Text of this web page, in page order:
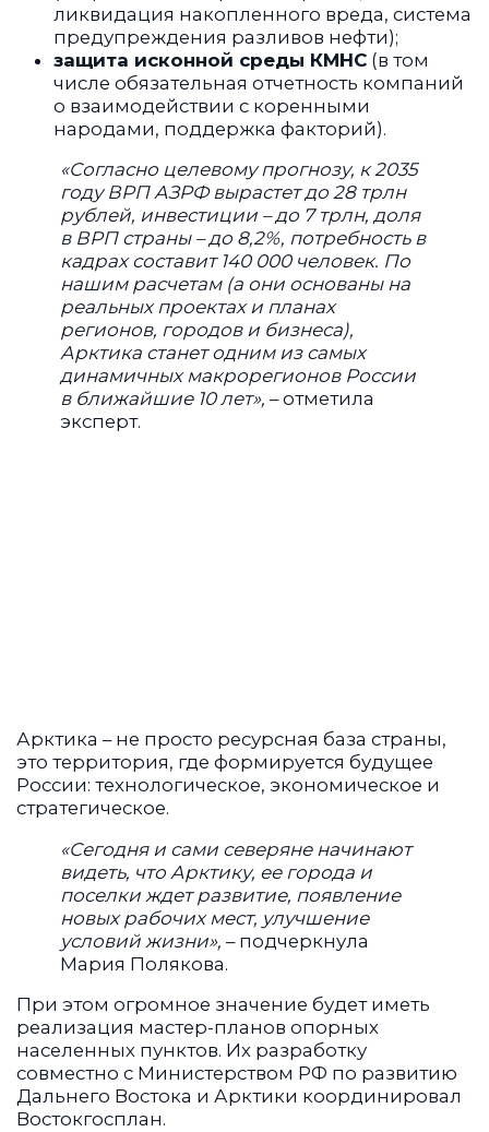
ликвидация накопленного вреда, система
предупреждения разливов нефти);
защита исконной среды КМНС(в том
числе обязательная отчетность компаний
о взаимодействии с коренными
народами, поддержка факторий).
«Согласно целевому прогнозу, к 2035
году ВРП АЗРФ вырастет до 28 трлн
рублей, инвестиции – до 7 трлн, доля
в ВРП страны – до 8,2%, потребность в
кадрах составит 140 000 человек. По
нашим расчетам (а они основаны на
реальных проектах и планах
регионов, городов и бизнеса),
Арктика станет одним из самых
динамичных макрорегионов России
в ближайшие 10 лет», – отметила
эксперт.
Арктика – не просто ресурсная база страны,
это территория, где формируется будущее
России: технологическое, экономическое и
стратегическое.
«Сегодня и сами северяне начинают
видеть, что Арктику, ее города и
поселки ждет развитие, появление
новых рабочих мест, улучшение
условий жизни», – подчеркнула
Мария Полякова.
При этом огромное значение будет иметь
реализация мастер-планов опорных
населенных пунктов. Их разработку
совместно с Министерством РФ по развитию
Дальнего Востока и Арктики координировал
Востокгосплан.